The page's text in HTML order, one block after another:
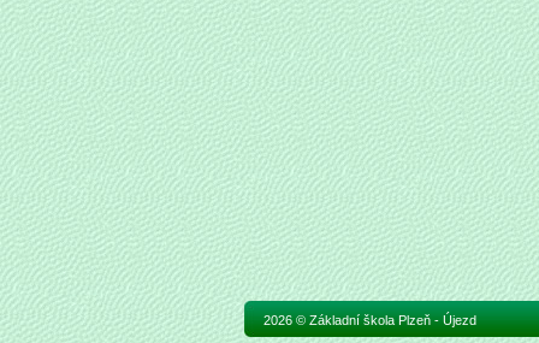
2026 © Základní škola Plzeň - Újezd